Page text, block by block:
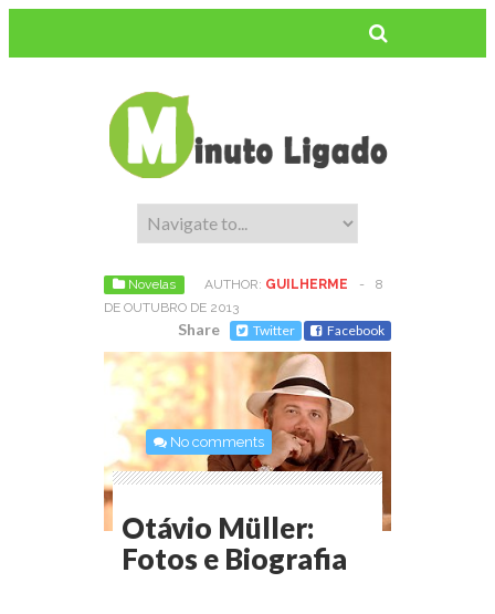
Novelas AUTHOR: GUILHERME -
8
DE OUTUBRO DE 2013
Share Twitter Facebook
No comments
Otávio Müller:
Fotos e Biografia